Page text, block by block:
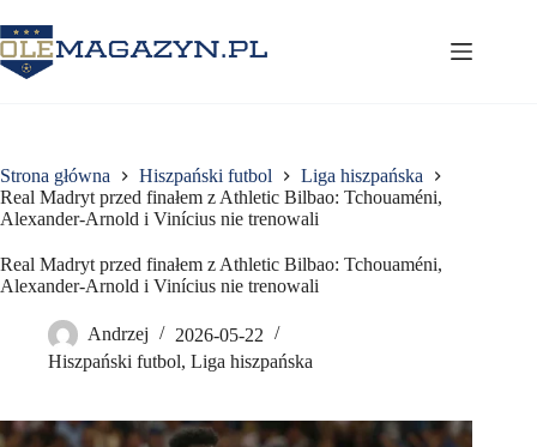
do
treści
Strona główna Hiszpański futbol
Liga hiszpańska
Real Madryt przed finałem z Athletic Bilbao: Tchouaméni,
Alexander‑Arnold i Vinícius nie trenowali
Real Madryt przed finałem z Athletic Bilbao: Tchouaméni,
Alexander‑Arnold i Vinícius nie trenowali
Andrzej
2026-05-22
Hiszpański futbol, Liga hiszpańska